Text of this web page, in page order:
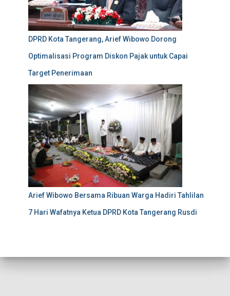
DPRD Kota Tangerang, Arief Wibowo Dorong
Optimalisasi Program Diskon Pajak untuk Capai
Target Penerimaan
Arief Wibowo Bersama Ribuan Warga Hadiri Tahlilan
7 Hari Wafatnya Ketua DPRD Kota Tangerang Rusdi